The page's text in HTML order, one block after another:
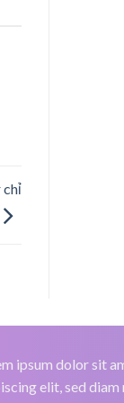
chỉ
ipsum dolor sit
elit, sed